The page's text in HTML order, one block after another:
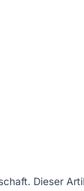
Dieser